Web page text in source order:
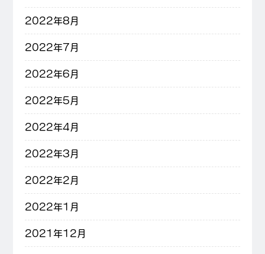
2022年8月
2022年7月
2022年6月
2022年5月
2022年4月
2022年3月
2022年2月
2022年1月
2021年12月